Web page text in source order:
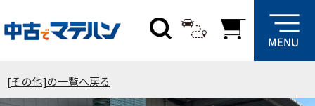
[その他]の一覧へ戻る